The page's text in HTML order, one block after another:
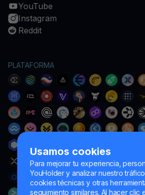
Usamos cookies
Para mejorar tu experiencia,
YouHolder y analizar nuestro
cookies técnicas y otras
seguimiento similares. Al hacer clic
YouTube
Instagram
Reddit
PLATAFORMA